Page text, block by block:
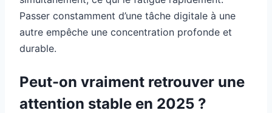
Passer constamment d’une tâche digitale à une
autre empêche une concentration profonde et
durable.
Peut-on vraiment retrouver une
attention stable en 2025 ?